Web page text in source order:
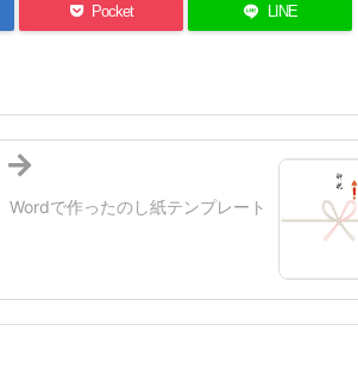
Pocket LINE
Wordで作ったのし紙テンプレート